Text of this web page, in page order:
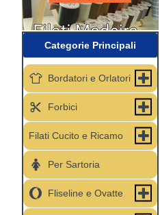
Categorie Principali
Bordatori e Orlatori
Forbici
Filati Cucito e Ricamo
Per Sartoria
Fliseline e Ovatte